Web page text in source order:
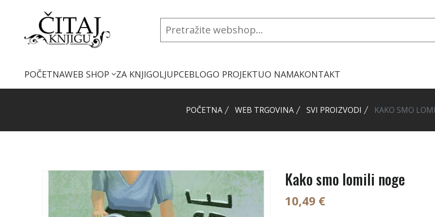
POČETNAWEB SHOP ZA KNJIGOLJUPCEBLOGO PROJEKTUO NAMAKONTAKT
POČETNA WEB TRGOVINA SVI PROIZVODI KAKO SMO
Kako smo lomili noge
10,49 €